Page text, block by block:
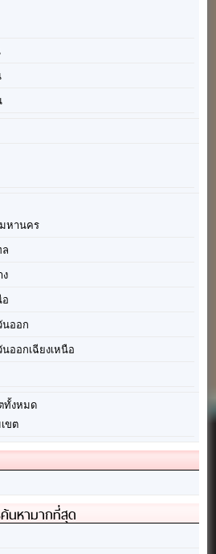
หานคร
ง
อ
นออก
ออกเฉียงเหนือ
ทั้งหมด
ขต
นหามากที่สุด